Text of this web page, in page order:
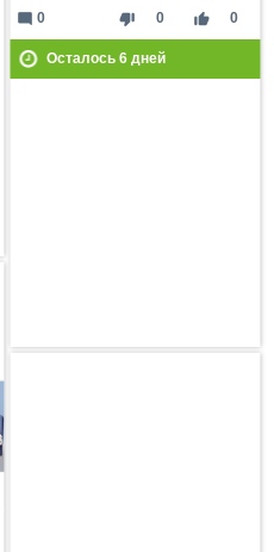
thumb_down 0 thumb_up 0
mode_comment 0
Осталось 6дней